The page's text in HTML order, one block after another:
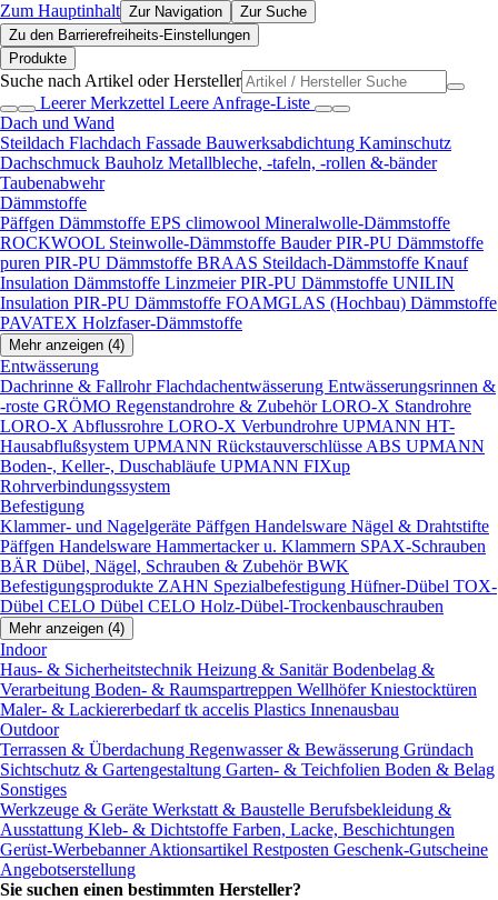
Zum Hauptinhalt Zur Navigation
Zur Suche
Zu den Barrierefreiheits-Einstellungen
Produkte
Suche nach Artikel oder Hersteller
Leerer Merkzettel Leere Anfrage-Liste
Dach und Wand
Steildach Flachdach Fassade Bauwerksabdichtung Kaminschutz
Dachschmuck Bauholz Metallbleche, -tafeln, -rollen &-bänder
Taubenabwehr
Dämmstoffe
Päffgen Dämmstoffe EPS climowool Mineralwolle-Dämmstoffe
ROCKWOOL Steinwolle-Dämmstoffe Bauder PIR-PU Dämmstoffe
puren PIR-PU Dämmstoffe BRAAS Steildach-Dämmstoffe Knauf
Insulation Dämmstoffe Linzmeier PIR-PU Dämmstoffe UNILIN
Insulation PIR-PU Dämmstoffe FOAMGLAS (Hochbau) Dämmstoffe
PAVATEX Holzfaser-Dämmstoffe
Mehr anzeigen (4)
Entwässerung
Dachrinne & FallrohrFlachdachentwässerung Entwässerungsrinnen &
-roste GRÖMO Regenstandrohre & ZubehörLORO-X Standrohre
LORO-X Abflussrohre LORO-X Verbundrohre UPMANN HT-
Hausabflußsystem UPMANN Rückstauverschlüsse ABS UPMANN
Boden-, Keller-, Duschabläufe UPMANN FIXup
Rohrverbindungssystem
Befestigung
Klammer- und Nagelgeräte Päffgen Handelsware Nägel & Drahtstifte
Päffgen Handelsware Hammertacker u. Klammern SPAX-Schrauben
BÄR Dübel, Nägel, Schrauben & ZubehörBWK
Befestigungsprodukte ZAHN Spezialbefestigung Hüfner-Dübel TOX-
Dübel CELO Dübel CELO Holz-Dübel-Trockenbauschrauben
Mehr anzeigen (4)
Indoor
Haus- & Sicherheitstechnik Heizung & SanitärBodenbelag &
Verarbeitung Boden- & Raumspartreppen Wellhöfer Kniestocktüren
Maler- & Lackiererbedarftk accelis Plastics Innenausbau
Outdoor
Terrassen & Überdachung Regenwasser & Bewässerung Gründach
Sichtschutz & Gartengestaltung Garten- & Teichfolien Boden & Belag
Sonstiges
Werkzeuge & Geräte Werkstatt & Baustelle Berufsbekleidung &
Ausstattung Kleb- & Dichtstoffe Farben, Lacke, Beschichtungen
Gerüst-WerbebannerAktionsartikel Restposten Geschenk-Gutscheine
Angebotserstellung
Sie suchen einen bestimmten Hersteller?